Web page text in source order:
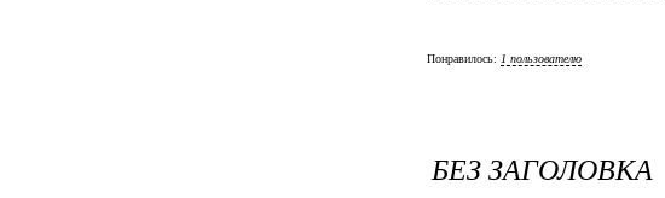
Понравилось: 1 пользователю
БЕЗ ЗАГОЛОВКА